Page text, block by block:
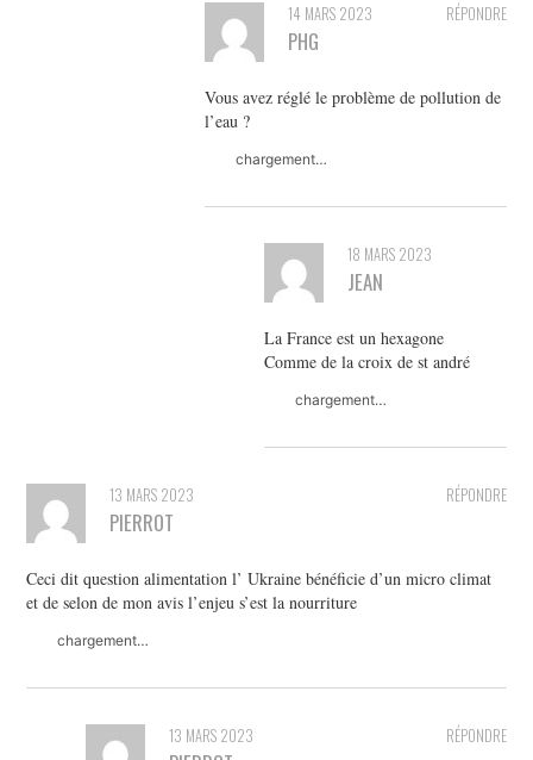
RÉPONDRE
14 MARS 2023
PHG
Vous avez réglé le problème de pollution de
l’eau ?
chargement…
18 MARS 2023
JEAN
La France est un hexagone
Comme de la croix de st andré
chargement…
RÉPONDRE
13 MARS 2023
PIERROT
Ceci dit question alimentation l’ Ukraine bénéficie d’un micro climat
et de selon de mon avis l’enjeu s’est la nourriture
chargement…
RÉPONDRE
13 MARS 2023